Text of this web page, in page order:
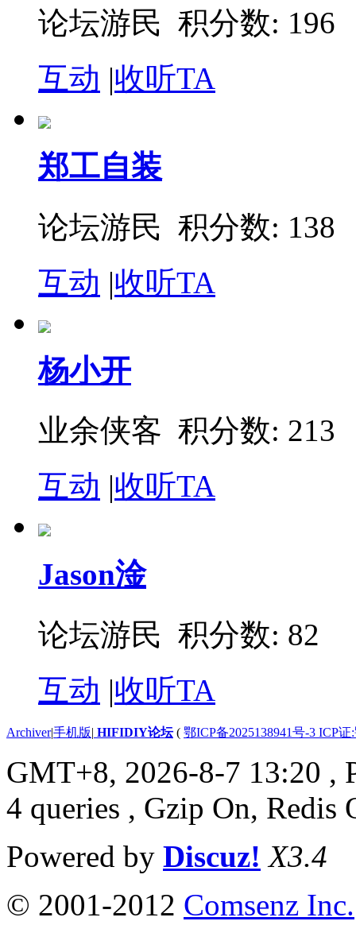
论坛游民 积分数: 196
互动 |收听TA
郑工自装
论坛游民 积分数: 138
互动 |收听TA
杨小开
业余侠客 积分数: 213
互动 |收听TA
Jason淦
论坛游民 积分数: 82
互动 |收听TA
Archiver|手机版| HIFIDIY论坛( 鄂ICP备2025138941号-3 ICP
GMT+8, 2026-8-7 13:20 ,
4 queries , Gzip On, Redis
Powered by Discuz! X3.4
© 2001-2012 Comsenz Inc.